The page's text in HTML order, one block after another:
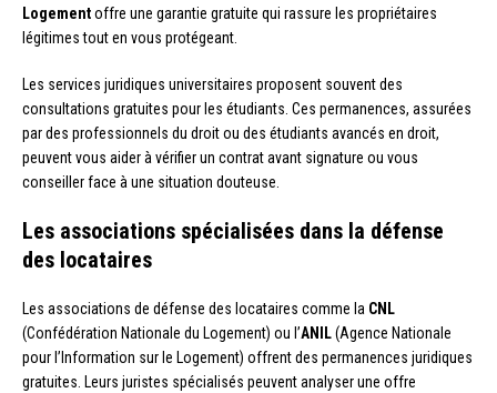
Logementoffre une garantie gratuite qui rassure les propriétaires
légitimes tout en vous protégeant.
Les services juridiques universitaires proposent souvent des
consultations gratuites pour les étudiants. Ces permanences, assurées
par des professionnels du droit ou des étudiants avancés en droit,
peuvent vous aider à vérifier un contrat avant signature ou vous
conseiller face à une situation douteuse.
Les associations spécialisées dans la défense
des locataires
Les associations de défense des locataires comme la CNL
(Confédération Nationale du Logement) ou l’ANIL(Agence Nationale
pour l’Information sur le Logement) offrent des permanences juridiques
gratuites. Leurs juristes spécialisés peuvent analyser une offre